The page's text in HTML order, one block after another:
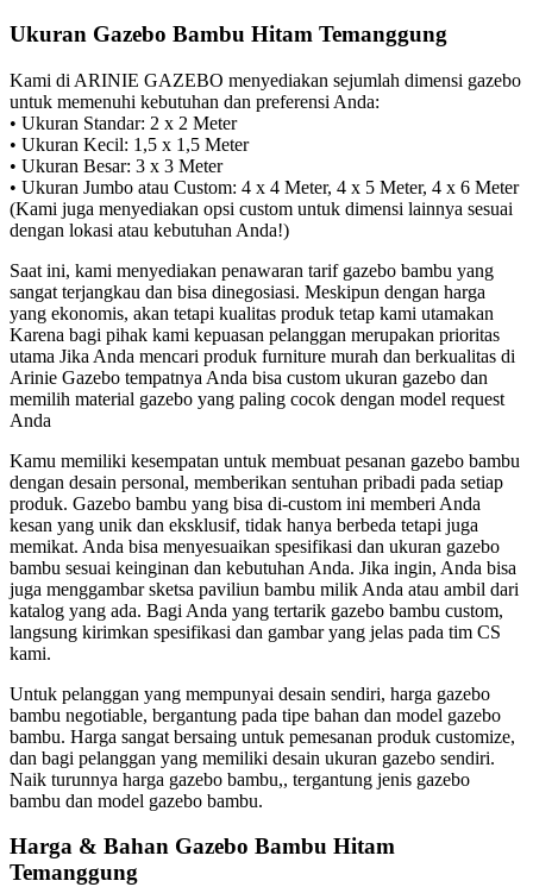
Ukuran Gazebo Bambu Hitam Temanggung
Kami di ARINIE GAZEBO menyediakan sejumlah dimensi gazebo
untuk memenuhi kebutuhan dan preferensi Anda:
• Ukuran Standar: 2 x 2 Meter
• Ukuran Kecil: 1,5 x 1,5 Meter
• Ukuran Besar: 3 x 3 Meter
• Ukuran Jumbo atau Custom: 4 x 4 Meter, 4 x 5 Meter, 4 x 6 Meter
(Kami juga menyediakan opsi custom untuk dimensi lainnya sesuai
dengan lokasi atau kebutuhan Anda!)
Saat ini, kami menyediakan penawaran tarif gazebo bambu yang
sangat terjangkau dan bisa dinegosiasi. Meskipun dengan harga
yang ekonomis, akan tetapi kualitas produk tetap kami utamakan
Karena bagi pihak kami kepuasan pelanggan merupakan prioritas
utama Jika Anda mencari produk furniture murah dan berkualitas di
Arinie Gazebo tempatnya Anda bisa custom ukuran gazebo dan
memilih material gazebo yang paling cocok dengan model request
Anda
Kamu memiliki kesempatan untuk membuat pesanan gazebo bambu
dengan desain personal, memberikan sentuhan pribadi pada setiap
produk. Gazebo bambu yang bisa di-custom ini memberi Anda
kesan yang unik dan eksklusif, tidak hanya berbeda tetapi juga
memikat. Anda bisa menyesuaikan spesifikasi dan ukuran gazebo
bambu sesuai keinginan dan kebutuhan Anda. Jika ingin, Anda bisa
juga menggambar sketsa paviliun bambu milik Anda atau ambil dari
katalog yang ada. Bagi Anda yang tertarik gazebo bambu custom,
langsung kirimkan spesifikasi dan gambar yang jelas pada tim CS
kami.
Untuk pelanggan yang mempunyai desain sendiri, harga gazebo
bambu negotiable, bergantung pada tipe bahan dan model gazebo
bambu. Harga sangat bersaing untuk pemesanan produk customize,
dan bagi pelanggan yang memiliki desain ukuran gazebo sendiri.
Naik turunnya harga gazebo bambu,, tergantung jenis gazebo
bambu dan model gazebo bambu.
Harga & Bahan Gazebo Bambu Hitam
Temanggung